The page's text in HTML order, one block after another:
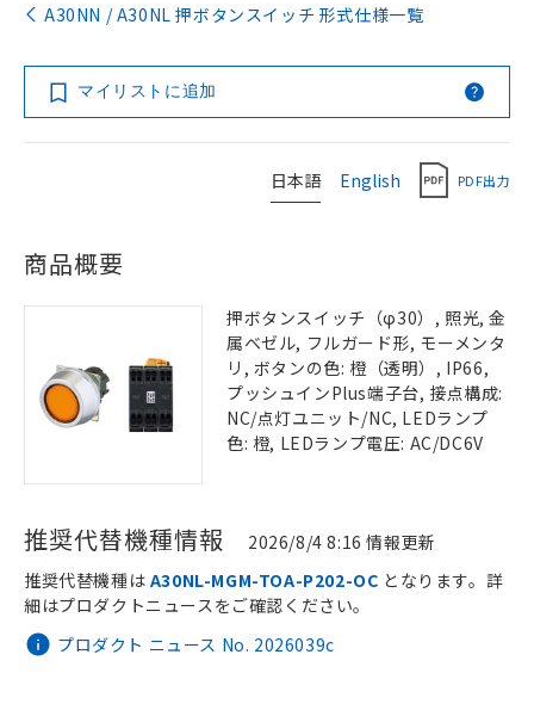
A30NN / A30NL 押ボタンスイッチ 形式仕様一覧
マイリストに追加
日本語 English PDF出力
商品概要
押ボタンスイッチ（φ30）, 照光, 金
属ベゼル, フルガード形, モーメンタ
リ, ボタンの色: 橙（透明）, IP66,
プッシュインPlus端子台, 接点構成:
NC/点灯ユニット/NC, LEDランプ
色: 橙, LEDランプ電圧: AC/DC6V
推奨代替機種情報 2026/8/4 8:16 情報更新
プロダクト ニュース No. 2026039c
推奨代替機種は A30NL-MGM-TOA-P202-OC となります。詳
細はプロダクトニュースをご確認ください。